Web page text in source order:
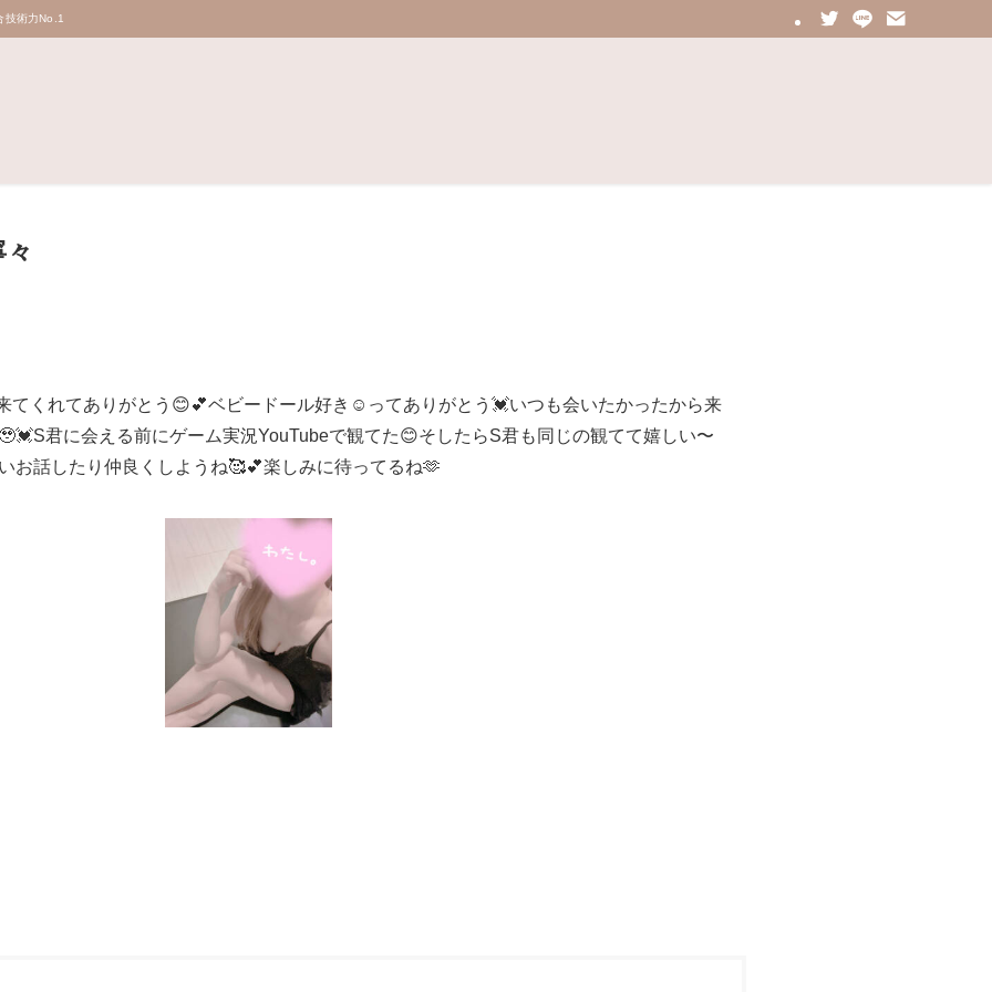
技術力No.1
てくれてありがとう😊💕ベビードール好き☺️ってありがとう💓いつも会いたかったから来
君に会える前にゲーム実況YouTubeで観てた😊そしたらS君も同じの観てて嬉しい〜
お話したり仲良くしようね🥰💕楽しみに待ってるね🫶